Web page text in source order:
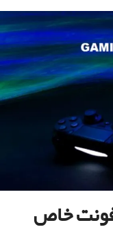
خاص